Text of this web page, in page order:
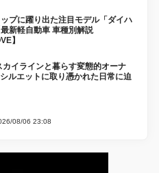
プに躍り出た注目モデル「ダイハ
新軽自動車 車種別解説
】
カイラインと暮らす変態的オーナ
ルエットに取り憑かれた日常に迫
08/06 23:08